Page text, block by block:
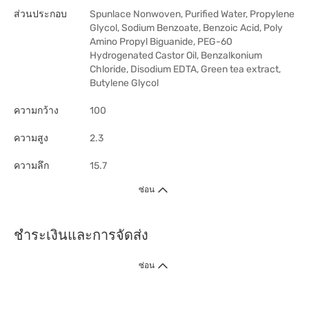
ส่วนประกอบ
Spunlace Nonwoven, Purified Water, Propylene
Glycol, Sodium Benzoate, Benzoic Acid, Poly
Amino Propyl Biguanide, PEG-60
Hydrogenated Castor Oil, Benzalkonium
Chloride, Disodium EDTA, Green tea extract,
Butylene Glycol
ความกว้าง 100
ความสูง 2.3
ความลึก 15.7
ซ่อน
ชำระเงินและการจัดส่ง
ซ่อน